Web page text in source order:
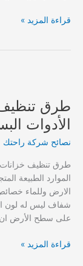
6
الاواني
النحاسية
بسهولة
قراءة المزيد »
طرق تنظيف
الأدوات
نصائح شركة راحتك
طرق تنظيف
الموارد الطبيعة
الارض وللماء
شفاف ليس له لون
على سطح الأرض ان
طرق
قراءة المزيد »